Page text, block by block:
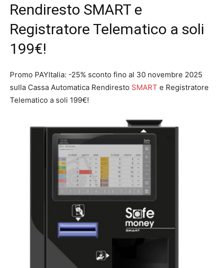
Rendiresto SMART e
Registratore Telematico a soli
199€!
Promo PAYItalia: -25% sconto fino al 30 novembre 2025
sulla Cassa Automatica Rendiresto SMART e Registratore
Telematico a soli 199€!